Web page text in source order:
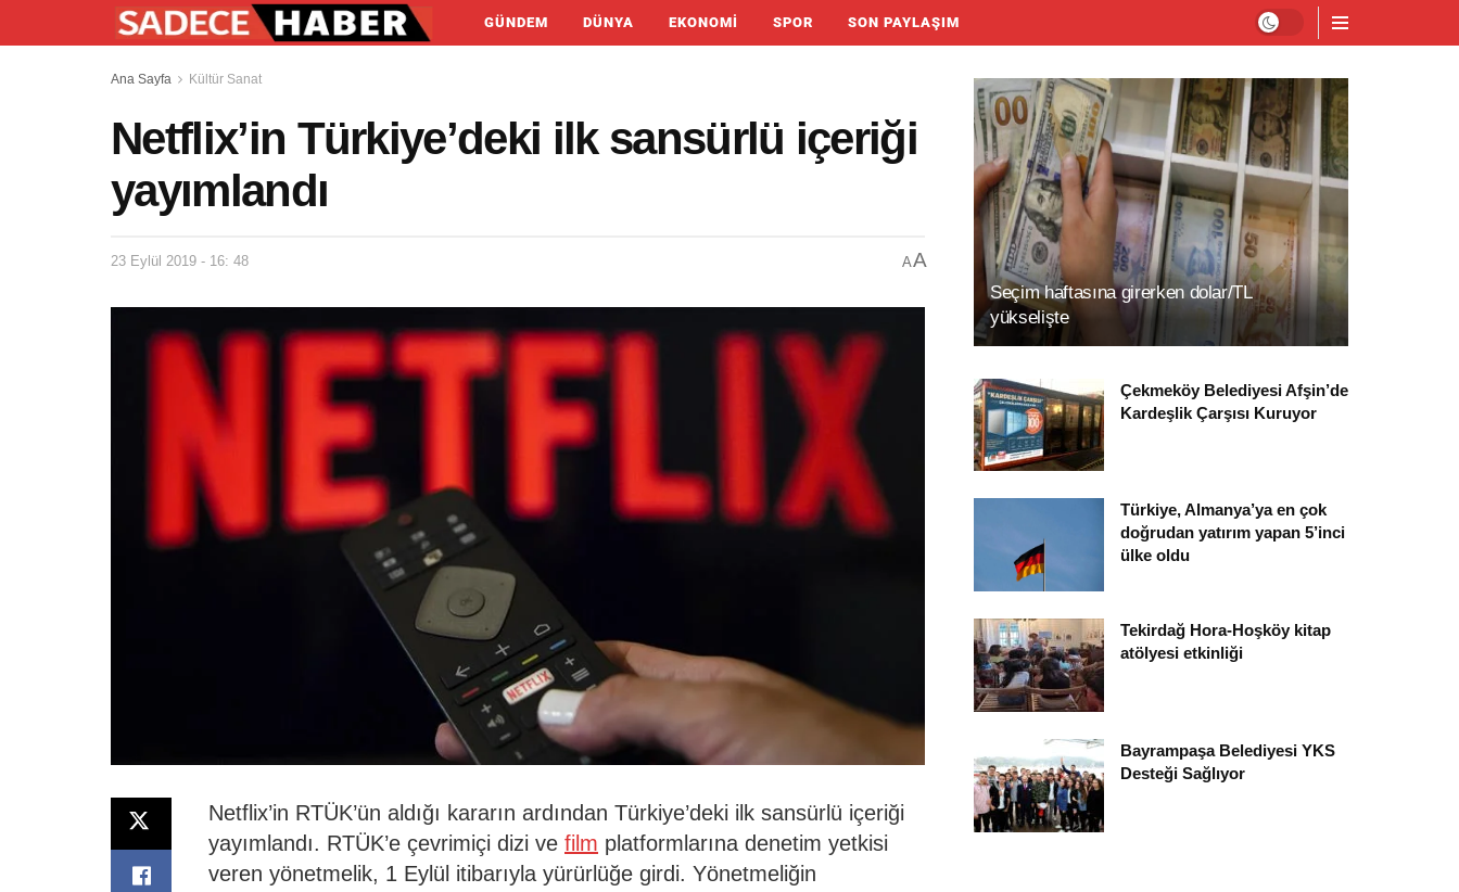
GÜNDEM DÜNYA EKONOMI SPOR SON PAYLAŞIM
Ana Sayfa Kültür Sanat
Netflix’in Türkiye’deki ilk sansürlü içeriği
yayımlandı
23 Eylül 2019 - 16: 48 AA
Netflix’in RTÜK’ün aldığı kararın ardından Türkiye’deki ilk sansürlü içeriği
yayımlandı. RTÜK’e çevrimiçi dizi ve film platformlarına denetim yetkisi
veren yönetmelik, 1 Eylül itibarıyla yürürlüğe girdi. Yönetmeliğin
Seçim haftasına girerken dolar/TL
yükselişte
Çekmeköy Belediyesi Afşin’de
Kardeşlik Çarşısı Kuruyor
Türkiye, Almanya’ya en çok
doğrudan yatırım yapan 5’inci
ülke oldu
Tekirdağ Hora-Hoşköy kitap
atölyesi etkinliği
Bayrampaşa Belediyesi YKS
Desteği Sağlıyor